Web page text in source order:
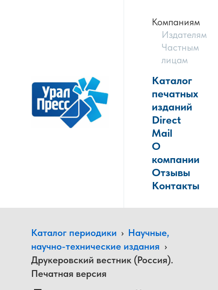
Компаниям
Издателям
Частным
лицам
Каталог
печатных
изданий
Direct
Mail
О
компании
Отзывы
Контакты
Каталог периодики › Научные,
научно-технические издания ›
Друкеровский вестник (Россия).
Печатная версия